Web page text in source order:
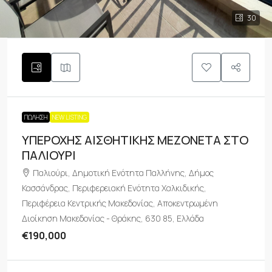
30
ΠΏΛΗΣΗ NEW LISTING
ΥΠΕΡΟΧΗΣ ΑΙΣΘΗΤΙΚΗΣ ΜΕΖΟΝΕΤΑ ΣΤΟ
ΠΑΛΙΟΥΡΙ
Παλιούρι, Δημοτική Ενότητα Παλλήνης, Δήμος
Κασσάνδρας, Περιφερειακή Ενότητα Χαλκιδικής,
Περιφέρεια Κεντρικής Μακεδονίας, Αποκεντρωμένη
Διοίκηση Μακεδονίας - Θράκης, 630 85, Ελλάδα
€190,000